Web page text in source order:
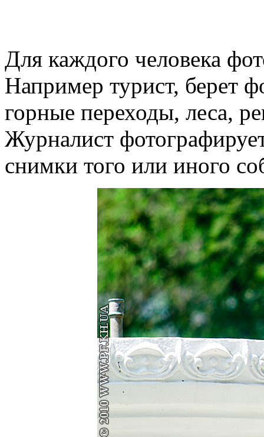
Для каждого человека
Например турист, берет
горные переходы, леса,
Журналист
снимки того или иного